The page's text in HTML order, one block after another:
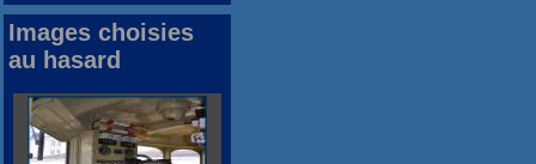
Images choisies
au hasard